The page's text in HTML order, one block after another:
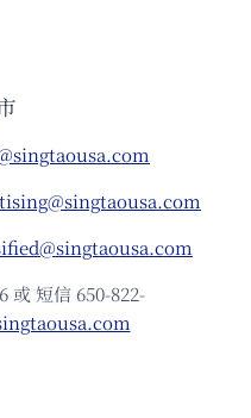
或 短信 650-822-